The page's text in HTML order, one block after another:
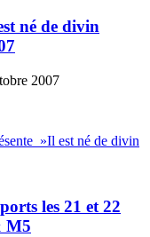
né de divin
2007
»Il est né de divin
les 21 et 22
M5